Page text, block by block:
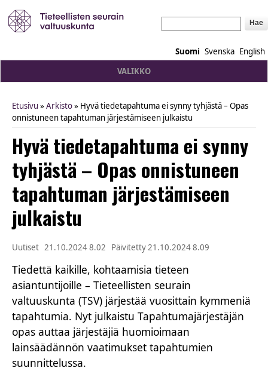
Suomi Svenska English
VALIKKO
You are here
Etusivu»Arkisto» Hyvä tiedetapahtuma ei synny tyhjästä – Opas
onnistuneen tapahtuman järjestämiseen julkaistu
Hyvä tiedetapahtuma ei synny
tyhjästä – Opas onnistuneen
tapahtuman järjestämiseen
julkaistu
Uutiset 21.10.2024 8.02 Päivitetty21.10.2024 8.09
Tiedettä kaikille, kohtaamisia tieteen
asiantuntijoille – Tieteellisten seurain
valtuuskunta (TSV) järjestää vuosittain kymmeniä
tapahtumia. Nyt julkaistu Tapahtumajärjestäjän
opas auttaa järjestäjiä huomioimaan
lainsäädännön vaatimukset tapahtumien
suunnittelussa.